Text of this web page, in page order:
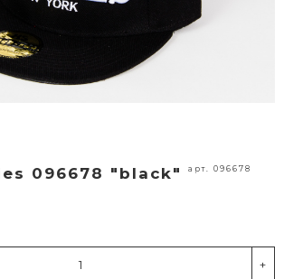
096678 "black" арт. 096678
+